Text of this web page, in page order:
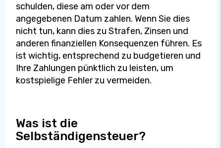
schulden, diese am oder vor dem
angegebenen Datum zahlen. Wenn Sie dies
nicht tun, kann dies zu Strafen, Zinsen und
anderen finanziellen Konsequenzen führen. Es
ist wichtig, entsprechend zu budgetieren und
Ihre Zahlungen pünktlich zu leisten, um
kostspielige Fehler zu vermeiden.
Was ist die
Selbständigensteuer?